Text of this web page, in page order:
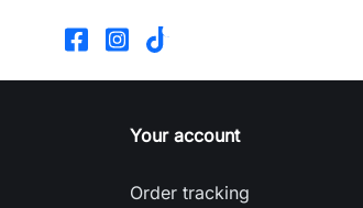
Your account
Order tracking